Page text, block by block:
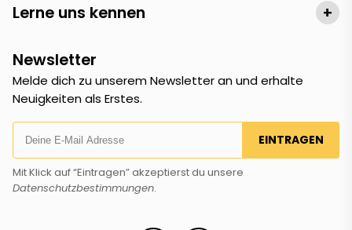
Lerne uns kennen +
Newsletter
Melde dich zu unserem Newsletter an und erhalte
Neuigkeiten als Erstes.
EINTRAGEN
Mit Klick auf “Eintragen” akzeptierst du unsere
Datenschutzbestimmungen.